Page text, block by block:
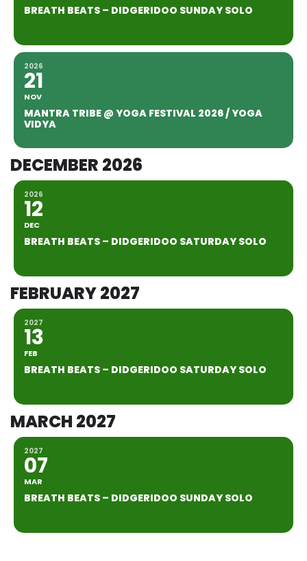
BREATH BEATS – DIDGERIDOO SUNDAY SOLO
2026
21
NOV
MANTRA TRIBE @ YOGA FESTIVAL 2026 / YOGA
VIDYA
DECEMBER 2026
2026
12
DEC
BREATH BEATS – DIDGERIDOO SATURDAY SOLO
FEBRUARY 2027
2027
13
FEB
BREATH BEATS – DIDGERIDOO SATURDAY SOLO
MARCH 2027
2027
07
MAR
BREATH BEATS – DIDGERIDOO SUNDAY SOLO